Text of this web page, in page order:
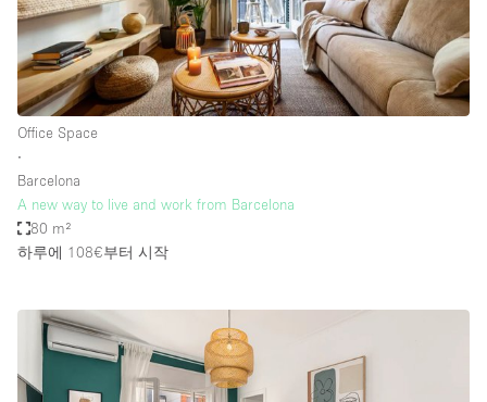
Office Space
∙
Barcelona
A new way to live and work from Barcelona
80 m²
하루에 108€부터 시작